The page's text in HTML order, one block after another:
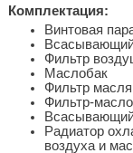
Комплектация:
Винтовая
Фильтр
Маслобак
Фильтр
Фильтр-
Радиатор
воздуха и